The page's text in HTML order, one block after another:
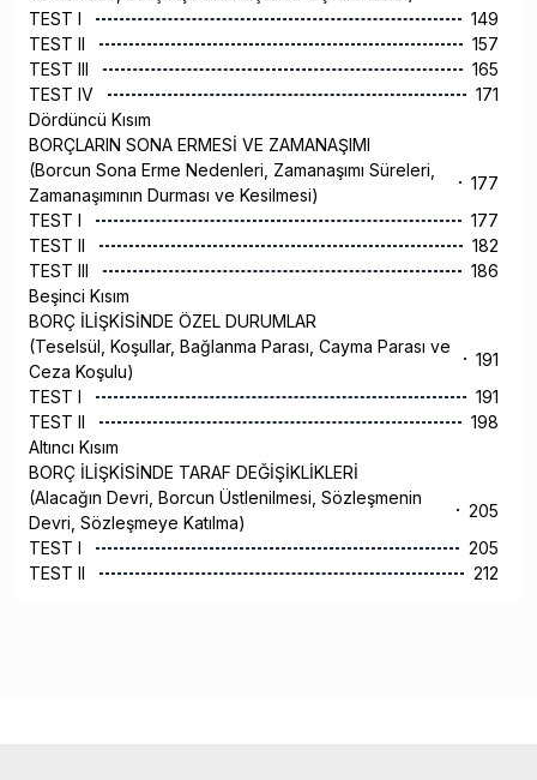
TEST I
149
TEST II
157
TEST III
165
TEST IV
171
Dördüncü Kısım
BORÇLARIN SONA ERMESİ VE ZAMANAŞIMI
(Borcun Sona Erme Nedenleri, Zamanaşımı Süreleri,
Zamanaşımının Durması ve Kesilmesi)
177
TEST I
177
TEST II
182
TEST III
186
Beşinci Kısım
BORÇ İLİŞKİSİNDE ÖZEL DURUMLAR
(Teselsül, Koşullar, Bağlanma Parası, Cayma Parası ve
Ceza Koşulu)
191
TEST I
191
TEST II
198
Altıncı Kısım
BORÇ İLİŞKİSİNDE TARAF DEĞİŞİKLİKLERİ
(Alacağın Devri, Borcun Üstlenilmesi, Sözleşmenin
Devri, Sözleşmeye Katılma)
205
TEST I
205
TEST II
212